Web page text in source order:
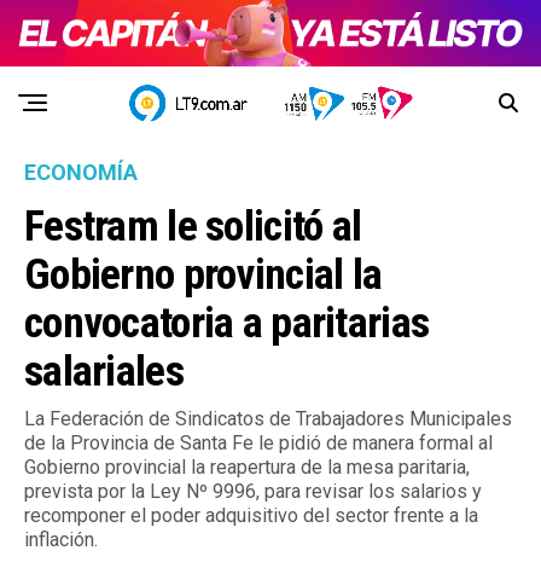
ECONOMÍA
Festram le solicitó al
Gobierno provincial la
convocatoria a paritarias
salariales
La Federación de Sindicatos de Trabajadores Municipales
de la Provincia de Santa Fe le pidió de manera formal al
Gobierno provincial la reapertura de la mesa paritaria,
prevista por la Ley Nº 9996, para revisar los salarios y
recomponer el poder adquisitivo del sector frente a la
inflación.